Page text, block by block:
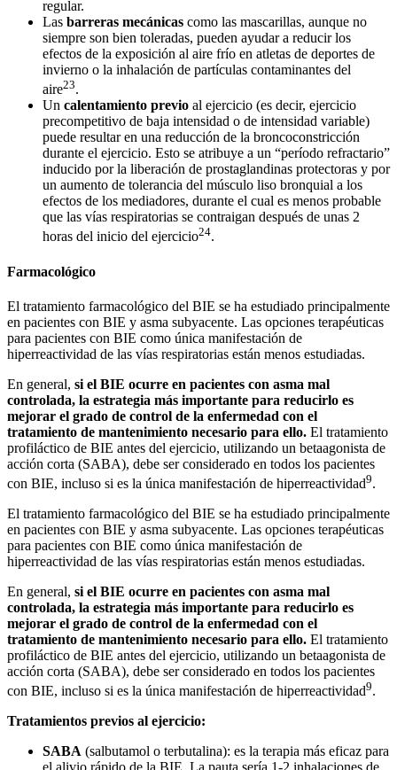
regular.
Las barreras mecánicas como las mascarillas, aunque no
siempre son bien toleradas, pueden ayudar a reducir los
efectos de la exposición al aire frío en atletas de deportes de
invierno o la inhalación de partículas contaminantes del
aire23.
Un calentamiento previo al ejercicio (es decir, ejercicio
precompetitivo de baja intensidad o de intensidad variable)
puede resultar en una reducción de la broncoconstricción
durante el ejercicio. Esto se atribuye a un “período refractario”
inducido por la liberación de prostaglandinas protectoras y por
un aumento de tolerancia del músculo liso bronquial a los
efectos de los mediadores, durante el cual es menos probable
que las vías respiratorias se contraigan después de unas 2
horas del inicio del ejercicio24.
Farmacológico
El tratamiento farmacológico del BIE se ha estudiado principalmente
en pacientes con BIE y asma subyacente. Las opciones terapéuticas
para pacientes con BIE como única manifestación de
hiperreactividad de las vías respiratorias están menos estudiadas.
En general, si el BIE ocurre en pacientes con asma mal
controlada, la estrategia más importante para reducirlo es
mejorar el grado de control de la enfermedad con el
tratamiento de mantenimiento necesario para ello. El tratamiento
profiláctico de BIE antes del ejercicio, utilizando un betaagonista de
acción corta (SABA), debe ser considerado en todos los pacientes
con BIE, incluso si es la única manifestación de hiperreactividad9.
El tratamiento farmacológico del BIE se ha estudiado principalmente
en pacientes con BIE y asma subyacente. Las opciones terapéuticas
para pacientes con BIE como única manifestación de
hiperreactividad de las vías respiratorias están menos estudiadas.
En general, si el BIE ocurre en pacientes con asma mal
controlada, la estrategia más importante para reducirlo es
mejorar el grado de control de la enfermedad con el
tratamiento de mantenimiento necesario para ello. El tratamiento
profiláctico de BIE antes del ejercicio, utilizando un betaagonista de
acción corta (SABA), debe ser considerado en todos los pacientes
con BIE, incluso si es la única manifestación de hiperreactividad9.
Tratamientos previos al ejercicio:
SABA (salbutamol o terbutalina): es la terapia más eficaz para